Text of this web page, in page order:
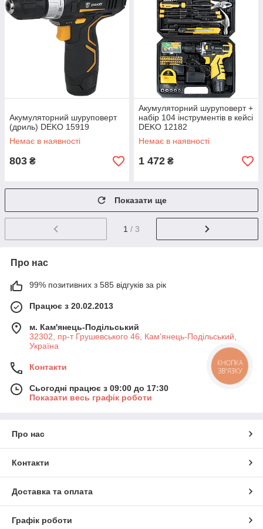
Акумуляторний шуруповерт
(дриль) DEKO 15919
Немає в наявності
803 ₴
Акумуляторний шуруповерт +
набір 104 інструментів в кейсі
DEKO 12182
Немає в наявності
1 472 ₴
Показати ще
1 / 3
Про нас
99% позитивних з 585 відгуків за рік
Працює з 20.02.2013
м. Кам'янець-Подільський
32302, пр-т Грушевського 46, Кам'янець-Подільський,
Україна
Контакти
Сьогодні працює з 09:00 до 17:30
Показати весь графік роботи
Про нас
Контакти
Доставка та оплата
Графік роботи
КНОПКА
ЗВ'ЯЗКУ